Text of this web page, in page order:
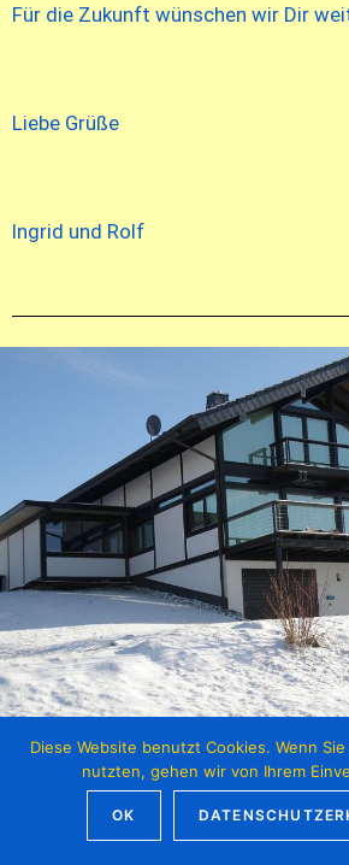
Für die Zukunft wünschen wir Dir
Liebe Grüße
Ingrid und Rolf
Diese Website benutzt Cookies. Wenn
nutzten, gehen wir von Ihrem
OK